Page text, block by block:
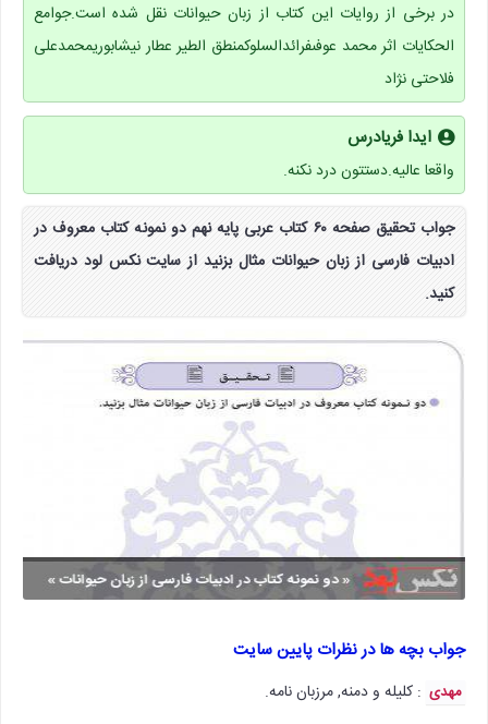
در برخی از روایات این کتاب از زبان حیوانات نقل شده است.جوامع
الحکایات اثر محمد عوفىفرائدالسلوکمنطق الطیر عطار نیشابوریمحمدعلی
فلاحتی نژاد
ایدا فریادرس
واقعا عالیه.دستتون درد نکنه.
جواب تحقیق صفحه ۶۰ کتاب عربی پایه نهم دو نمونه کتاب معروف در
ادبیات فارسی از زبان حیوانات مثال بزنید از سایت نکس لود دریافت
کنید.
جواب بچه ها در نظرات پایین سایت
مهدی : کلیله و دمنه, مرزبان نامه.